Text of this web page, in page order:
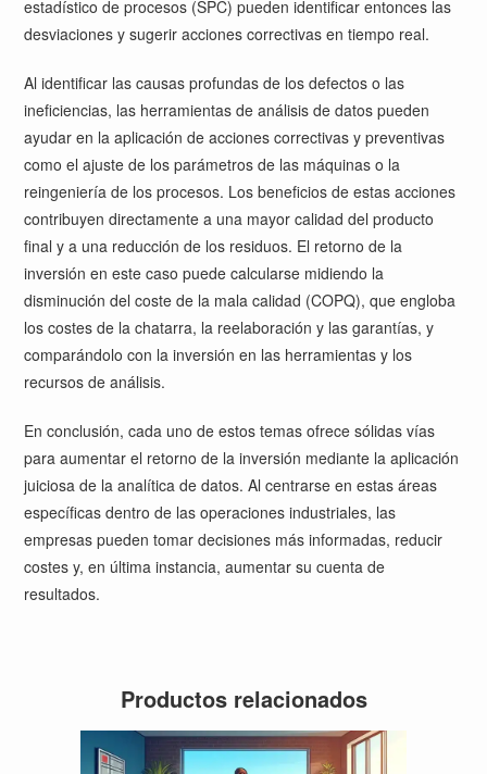
estadístico de procesos (SPC) pueden identificar entonces las
desviaciones y sugerir acciones correctivas en tiempo real.
Al identificar las causas profundas de los defectos o las
ineficiencias, las herramientas de análisis de datos pueden
ayudar en la aplicación de acciones correctivas y preventivas
como el ajuste de los parámetros de las máquinas o la
reingeniería de los procesos. Los beneficios de estas acciones
contribuyen directamente a una mayor calidad del producto
final y a una reducción de los residuos. El retorno de la
inversión en este caso puede calcularse midiendo la
disminución del coste de la mala calidad (COPQ), que engloba
los costes de la chatarra, la reelaboración y las garantías, y
comparándolo con la inversión en las herramientas y los
recursos de análisis.
En conclusión, cada uno de estos temas ofrece sólidas vías
para aumentar el retorno de la inversión mediante la aplicación
juiciosa de la analítica de datos. Al centrarse en estas áreas
específicas dentro de las operaciones industriales, las
empresas pueden tomar decisiones más informadas, reducir
costes y, en última instancia, aumentar su cuenta de
resultados.
Productos relacionados